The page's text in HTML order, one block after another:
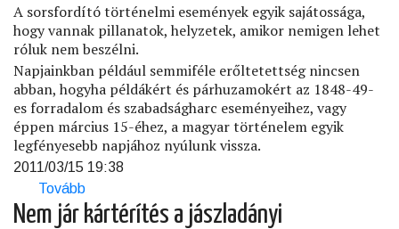
A sorsfordító történelmi események egyik sajátossága,
hogy vannak pillanatok, helyzetek, amikor nemigen lehet
róluk nem beszélni.
Napjainkban például semmiféle erőltetettség nincsen
abban, hogyha példákért és párhuzamokért az 1848-49-
es forradalom és szabadságharc eseményeihez, vagy
éppen március 15-éhez, a magyar történelem egyik
legfényesebb napjához nyúlunk vissza.
2011/03/15 19:38
Tovább
idusán)
Nem jár kártérítés a jászladányi